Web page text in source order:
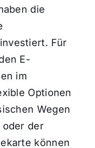
die
Für
E-
im
Optionen
Wegen
oder der
können